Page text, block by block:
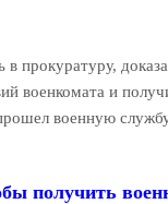
прокуратуру,
военкомата и
военную
получить